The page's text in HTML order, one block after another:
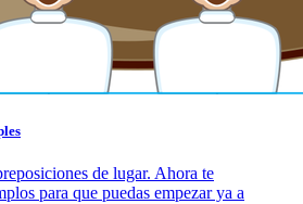
de lugar. Ahora te
para que puedas empezar ya a